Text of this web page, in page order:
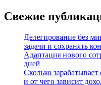
Свежие
Делегирование без
задачи и сохранять
Адаптация нового
дней
Сколько
и от чего зависит